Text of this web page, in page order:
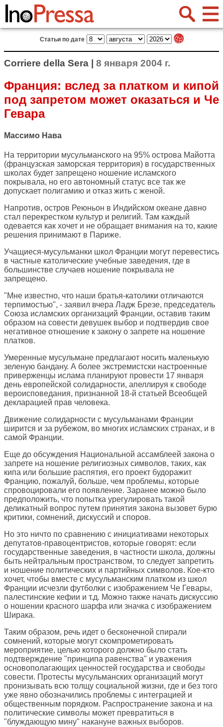
Статьи по дате
Corriere della Sera | 8 января 2004 г.
Франция: вслед за платком и кипой
под запретом может оказаться и Че
Гевара
Массимо Нава
На территории мусульманского на 95% острова Майотта
(французская заморская территория) в государственных
школах будет запрещено ношение исламского
покрывала, но его автономный статус все так же
допускает полигамию и отказ жить с женой.
Напротив, остров Реюньон в Индийском океане давно
стал перекрестком культур и религий. Там каждый
одевается как хочет и не обращает внимания на то, какие
решения принимают в Париже.
Учащиеся-мусульманки школ Франции могут перевестись
в частные католические учебные заведения, где в
большинстве случаев ношение покрывала не
запрещено.
"Мне известно, что наши братья-католики отличаются
терпимостью", - заявил вчера Ладж Брезе, председатель
Союза исламских организаций Франции, оставив таким
образом на совести девушек выбор и подтвердив свое
негативное отношение к закону о запрете на ношение
платков.
Умеренные мусульмане предлагают носить маленькую
зеленую бандану. А более экстремистски настроенные
приверженцы ислама планируют провести 17 января
день европейской солидарности, апеллируя к свободе
вероисповедания, признанной 18-й статьей Всеобщей
декларацией прав человека.
Движение солидарности с мусульманами Франции
ширится и за рубежом, во многих исламских странах, и в
самой Франции.
Еще до обсуждения Национальной ассамблеей закона о
запрете на ношение религиозных символов, таких, как
кипа или большие распятия, его проект будоражит
Францию, пожалуй, больше, чем проблемы, которые
спровоцировали его появление. Заранее можно было
предположить, что попытка урегулировать такой
деликатный вопрос путем принятия закона вызовет бурю
критики, сомнений, дискуссий и споров.
Но это ничто по сравнению с инициативами некоторых
депутатов-правоцентристов, которые говорят: если
государственные заведения, в частности школа, должны
быть нейтральным пространством, то следует запретить
и ношение политических и партийных символов. Кое-кто
хочет, чтобы вместе с мусульманским платком из школ
Франции исчезли футболки с изображением Че Гевары,
палестинские кефии и т.д. Можно также начать дискуссию
о ношении красного шарфа или значка с изображением
Ширака.
Таким образом, речь идет о бесконечной спирали
сомнений, которые могут скомпрометировать
мероприятие, целью которого должно было стать
подтверждение "принципа равенства" и уважения
основополагающих ценностей государства и свободы
совести. Протесты мусульманских организаций могут
пронизывать всю толщу социальной жизни, где и без того
уже явно обозначились проблемы с интеграцией и
общественным порядком. Распространение закона и на
политические символы может превратиться в
"блуждающую мину" накануне важных выборов.